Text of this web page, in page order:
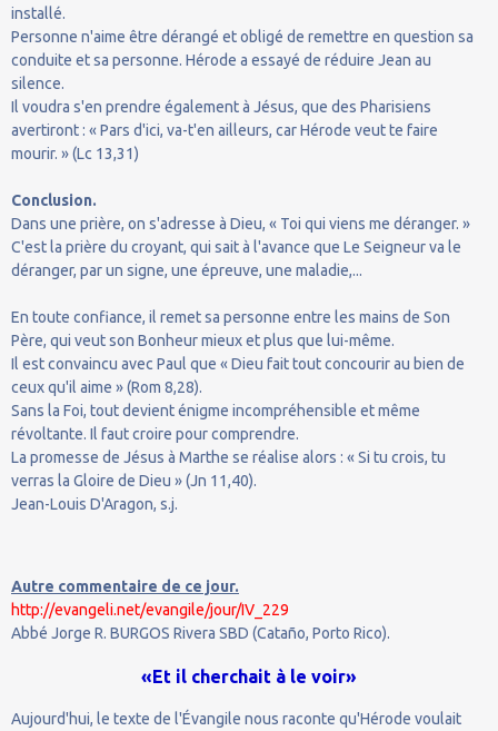
installé.
Personne n'aime être dérangé et obligé de remettre en question sa
conduite et sa personne. Hérode a essayé de réduire Jean au
silence.
Il voudra s'en prendre également à Jésus, que des Pharisiens
avertiront : « Pars d'ici, va-t'en ailleurs, car Hérode veut te faire
mourir. » (Lc 13,31)
Conclusion.
Dans une prière, on s'adresse à Dieu, « Toi qui viens me déranger. »
C'est la prière du croyant, qui sait à l'avance que Le Seigneur va le
déranger, par un signe, une épreuve, une maladie,...
En toute confiance, il remet sa personne entre les mains de Son
Père, qui veut son Bonheur mieux et plus que lui-même.
Il est convaincu avec Paul que « Dieu fait tout concourir au bien de
ceux qu'il aime » (Rom 8,28).
Sans la Foi, tout devient énigme incompréhensible et même
révoltante. Il faut croire pour comprendre.
La promesse de Jésus à Marthe se réalise alors : « Si tu crois, tu
verras la Gloire de Dieu » (Jn 11,40).
Jean-Louis D'Aragon, s.j.
Autre commentaire de ce jour.
http://evangeli.net/evangile/jour/IV_229
Abbé Jorge R. BURGOS Rivera SBD (Cataño, Porto Rico).
«Et il cherchait à le voir»
Aujourd'hui, le texte de l'Évangile nous raconte qu'Hérode voulait